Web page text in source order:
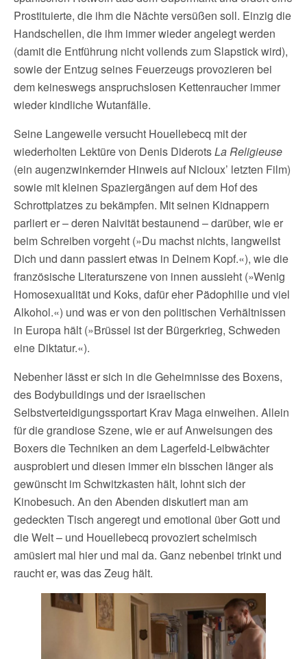
Prostituierte, die ihm die Nächte versüßen soll. Einzig die
Handschellen, die ihm immer wieder angelegt werden
(damit die Entführung nicht vollends zum Slapstick wird),
sowie der Entzug seines Feuerzeugs provozieren bei
dem keineswegs anspruchslosen Kettenraucher immer
wieder kindliche Wutanfälle.
Seine Langeweile versucht Houellebecq mit der
wiederholten Lektüre von Denis DiderotsLa Religieuse
(ein augenzwinkernder Hinweis auf Nicloux’ letzten Film)
sowie mit kleinen Spaziergängen auf dem Hof des
Schrottplatzes zu bekämpfen. Mit seinen Kidnappern
parliert er – deren Naivität bestaunend – darüber, wie er
beim Schreiben vorgeht (»Du machst nichts, langweilst
Dich und dann passiert etwas in Deinem Kopf.«), wie die
französische Literaturszene von innen aussieht (»Wenig
Homosexualität und Koks, dafür eher Pädophilie und viel
Alkohol.«) und was er von den politischen Verhältnissen
in Europa hält (»Brüssel ist der Bürgerkrieg, Schweden
eine Diktatur.«).
Nebenher lässt er sich in die Geheimnisse des Boxens,
des Bodybuildings und der israelischen
Selbstverteidigungssportart Krav Maga einweihen. Allein
für die grandiose Szene, wie er auf Anweisungen des
Boxers die Techniken an dem Lagerfeld-Leibwächter
ausprobiert und diesen immer ein bisschen länger als
gewünscht im Schwitzkasten hält, lohnt sich der
Kinobesuch. An den Abenden diskutiert man am
gedeckten Tisch angeregt und emotional über Gott und
die Welt – und Houellebecq provoziert schelmisch
amüsiert mal hier und mal da. Ganz nebenbei trinkt und
raucht er, was das Zeug hält.